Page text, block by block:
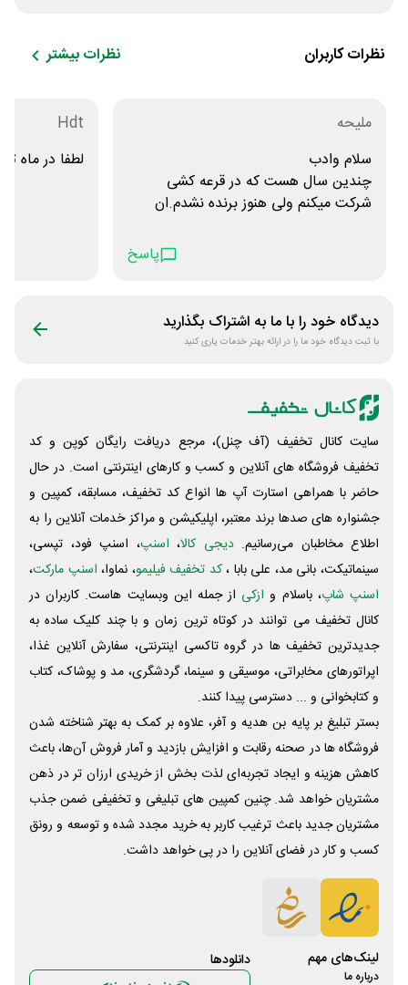
نظرات کاربران نظرات بیشتر
ملیحه
سلام وادب
چندین سال هست که در قرعه کشی
شرکت میکنم ولی هنوز برنده نشدم.ان
پاسخ
Hdt
لطفا در ماه تیر ۱۴۰۳ قرعه کشی
دیدگاه خود را با ما به اشتراک بگذارید
با ثبت دیدگاه خود ما را در ارائه بهتر خدمات یاری کنید
سایت کانال تخفیف (آف چنل)، مرجع دریافت رایگان کوپن و کد
تخفیف فروشگاه های آنلاین و کسب و‌ کارهای اینترنتی است. در حال
حاضر با همراهی استارت آپ ها انواع کد تخفیف، مسابقه، کمپین و
جشنواره های صدها برند معتبر، اپلیکیشن و مراکز خدمات آنلاین را به
اطلاع مخاطبان می‌رسانیم. دیجی کالا، اسنپ، اسنپ فود، تپسی،
سینماتیکت، بانی مد، علی‌ بابا ،کد تخفیف فیلیمو، نماوا، اسنپ مارکت،
اسنپ شاپ، باسلام و ازکی از جمله این وبسایت ‌هاست. کاربران در
کانال تخفیف می توانند در کوتاه ترین زمان و با چند کلیک ساده به
جدیدترین تخفیف ها در گروه تاکسی اینترنتی، سفارش آنلاین غذا،
اپراتورهای مخابراتی، موسیقی و سینما، گردشگری، مد و پوشاک، کتاب
و کتابخوانی و ... دسترسی پیدا کنند.
بستر تبلیغ بر پایه بن هدیه و آفر، علاوه بر کمک به بهتر شناخته شدن
فروشگاه ها در صحنه رقابت و افزایش بازدید و آمار فروش آن‌ها، باعث
کاهش هزینه و ایجاد تجربه‌ای لذت بخش از خریدی ارزان تر در ذهن
مشتریان خواهد شد. چنین کمپین های تبلیغی و تخفیفی ضمن جذب
مشتریان جدید باعث ترغیب کاربر به خرید مجدد شده و توسعه و رونق
کسب و کار در فضای آنلاین را در پی خواهد داشت.
لینک‌های مهم
درباره ما
دانلود‌ها